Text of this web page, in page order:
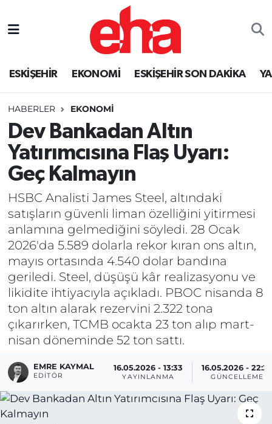
ESKİŞEHİR EKONOMİ ESKİŞEHİR SON DAKİKA
HABERLER EKONOMİ
Dev Bankadan Altın
Yatırımcısına Flaş Uyarı:
Geç Kalmayın
HSBC Analisti James Steel, altındaki
satışların güvenli liman özelliğini yitirmesi
anlamına gelmediğini söyledi. 28 Ocak
2026'da 5.589 dolarla rekor kıran ons altın,
mayıs ortasında 4.540 dolar bandına
geriledi. Steel, düşüşü kâr realizasyonu ve
likidite ihtiyacıyla açıkladı. PBOC nisanda 8
ton altın alarak rezervini 2.322 tona
çıkarırken, TCMB ocakta 23 ton alıp mart-
nisan döneminde 52 ton sattı.
EMRE KAYMAL
EDITÖR
16.05.2026 - 13:33
YAYINLANMA
16.05.2026 -
GÜNCELLEME